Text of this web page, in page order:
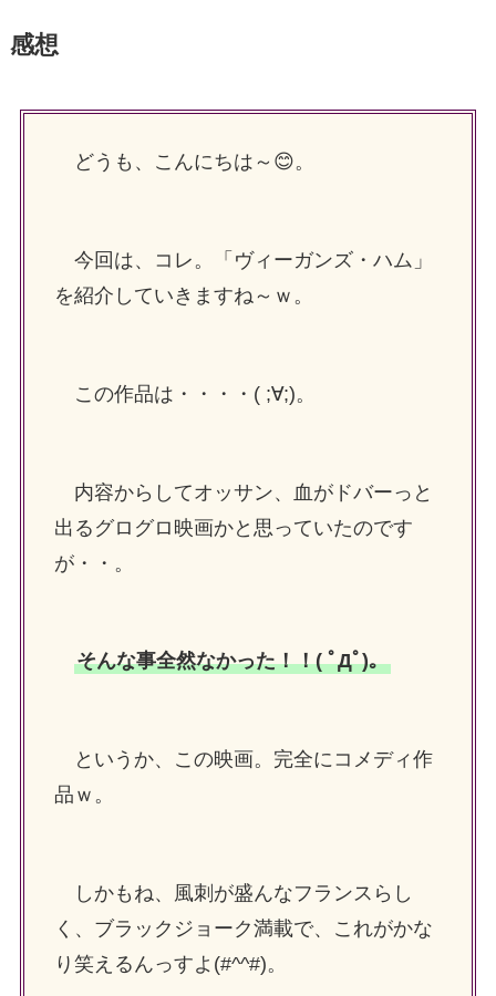
感想
どうも、こんにちは～😊。
今回は、コレ。「ヴィーガンズ・ハム」
を紹介していきますね～ｗ。
この作品は・・・・( ;∀;)。
内容からしてオッサン、血がドバーっと
出るグログロ映画かと思っていたのです
が・・。
そんな事全然なかった！！( ﾟДﾟ)。
というか、この映画。完全にコメディ作
品ｗ。
しかもね、風刺が盛んなフランスらし
く、ブラックジョーク満載で、これがかな
り笑えるんっすよ(#^^#)。